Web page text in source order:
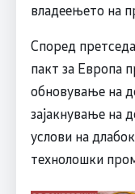
владеењето на
Според
пакт за Европа
обновување на
зајакнување на
услови на
технолошки